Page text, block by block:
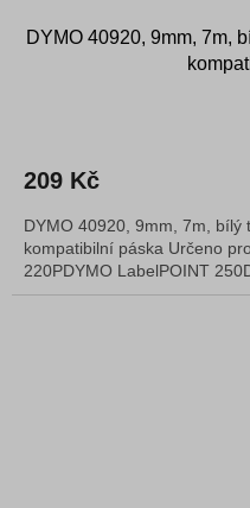
DYMO 40920, 9mm, 7m,
209 Kč
DYMO 40920, 9mm, 7m, bílý
kompatibilní páska Určeno
220PDYMO LabelPOINT